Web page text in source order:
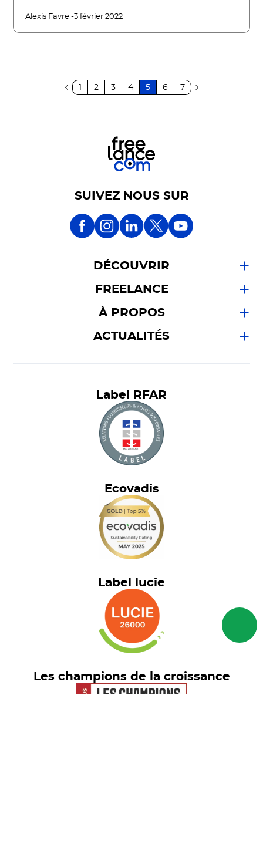
Alexis Favre -3 février 2022
2 3 4 5 6 7
SUIVEZ NOUS SUR
DÉCOUVRIR
FREELANCE
À PROPOS
ACTUALITÉS
Label RFAR
Ecovadis
Label lucie
Les champions de la croissance